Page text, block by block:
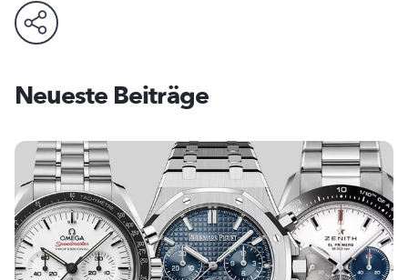
Neueste Beiträge